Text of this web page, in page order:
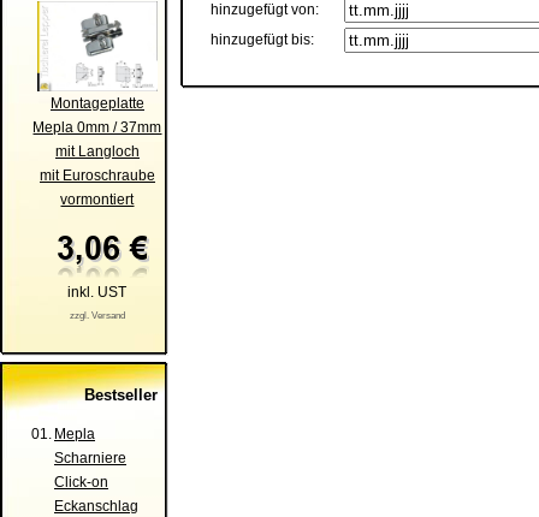
Montageplatte
Mepla 0mm / 37mm
mit Langloch
mit Euroschraube
vormontiert
inkl. UST
zzgl. Versand
Bestseller
01. Mepla
Scharniere
Click-on
Eckanschlag
hinzugefügt von:
hinzugefügt bis: